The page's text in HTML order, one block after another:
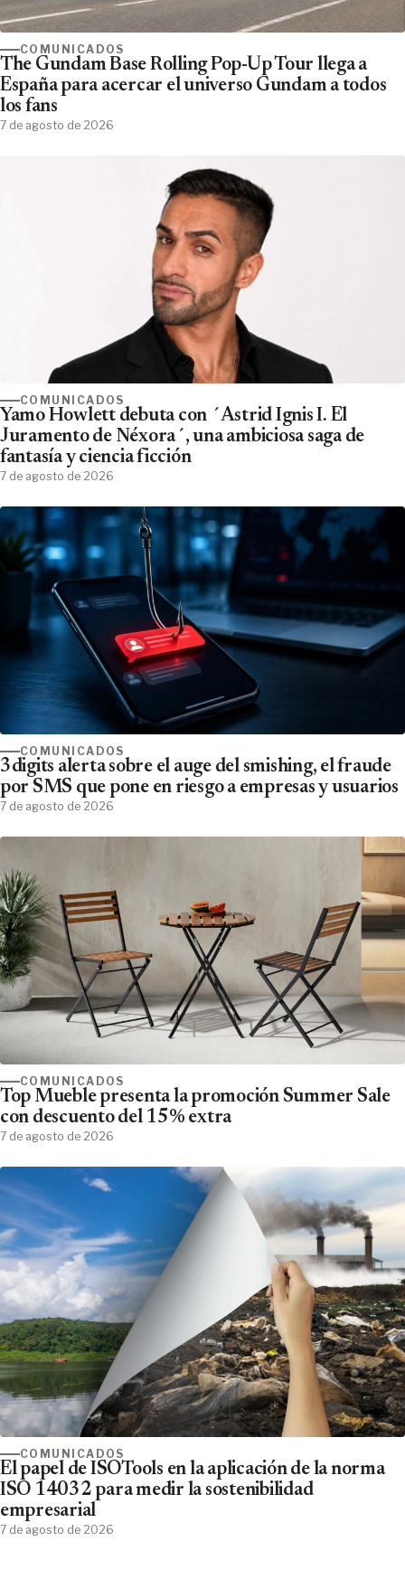
COMUNICADOS
The Gundam Base Rolling Pop-Up Tour llega a
España para acercar el universo Gundam a todos
los fans
7 de agosto de 2026
COMUNICADOS
Yamo Howlett debuta con ´Astrid Ignis I. El
Juramento de Néxora´, una ambiciosa saga de
fantasía y ciencia ficción
7 de agosto de 2026
COMUNICADOS
3digits alerta sobre el auge del smishing, el fraude
por SMS que pone en riesgo a empresas y usuarios
7 de agosto de 2026
COMUNICADOS
Top Mueble presenta la promoción Summer Sale
con descuento del 15% extra
7 de agosto de 2026
COMUNICADOS
El papel de ISOTools en la aplicación de la norma
ISO 14032 para medir la sostenibilidad
empresarial
7 de agosto de 2026